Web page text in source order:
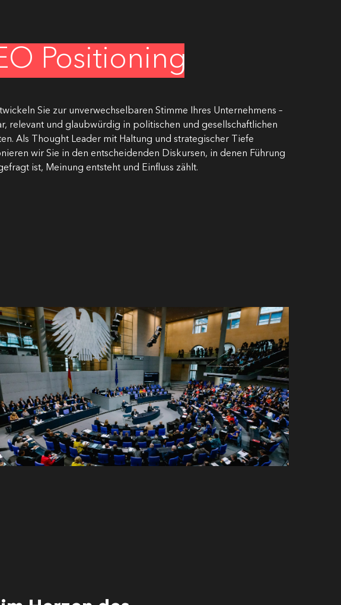
Positioning
Sie zur unverwechselbaren Stimme Ihres Unternehmens –
relevant und glaubwürdig in politischen und gesellschaftlichen
Als Thought Leader mit Haltung und strategischer Tiefe
wir Sie in den entscheidenden Diskursen, in denen Führung
ist, Meinung entsteht und Einfluss zählt.